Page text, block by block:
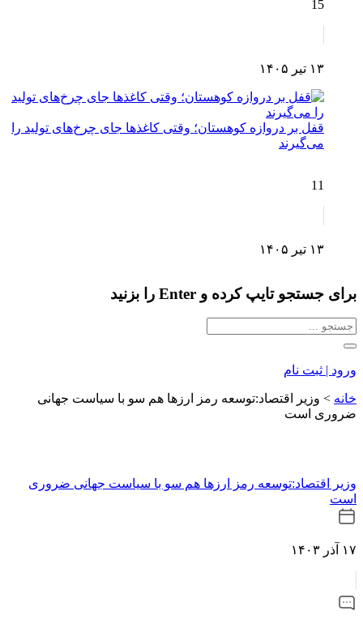
15
۱۳ تیر ۱۴۰۵
قفل بر دروازه کوهستان؛ وقتی کاغذها جای چرخ‌های تولید را
می‌گیرند
11
۱۳ تیر ۱۴۰۵
برای جستجو تایپ کرده و Enter را بزنید
ورود | ثبت نام
خانه > وزیر اقتصاد:توسعه رمز ارزها هم سو با سیاست جهانی
ضروری است
وزیر اقتصاد:توسعه رمز ارزها هم سو با سیاست جهانی ضروری
است
۱۷ آذر ۱۴۰۳